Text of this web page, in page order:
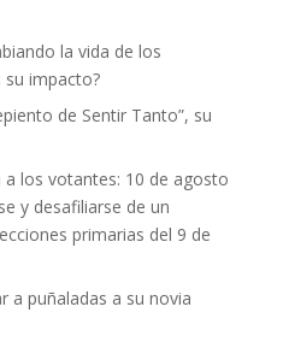
la vida de los
su impacto?
de Sentir Tanto”, su
a los votantes: 10 de agosto
y desafiliarse de un
primarias del 9 de
a puñaladas a su novia